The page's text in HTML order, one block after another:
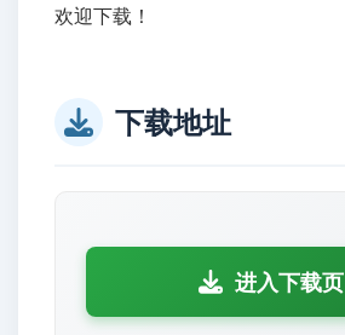
欢迎下载！
下载地址
进入下载页